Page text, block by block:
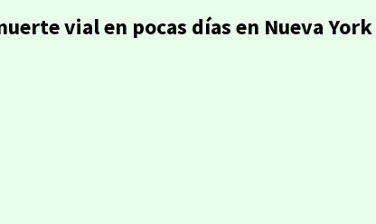
vial en pocas días en Nueva York